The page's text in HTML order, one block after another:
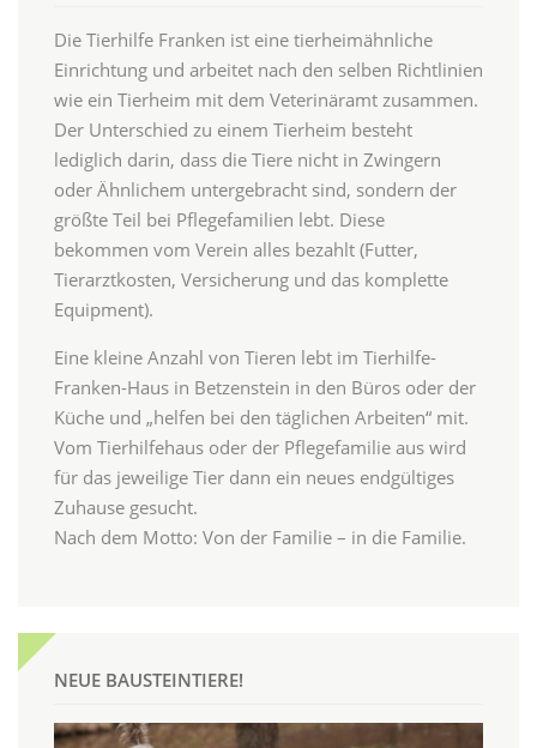
Die Tierhilfe Franken ist eine tierheimähnliche
Einrichtung und arbeitet nach den selben Richtlinien
wie ein Tierheim mit dem Veterinäramt zusammen.
Der Unterschied zu einem Tierheim besteht
lediglich darin, dass die Tiere nicht in Zwingern
oder Ähnlichem untergebracht sind, sondern der
größte Teil bei Pflegefamilien lebt. Diese
bekommen vom Verein alles bezahlt (Futter,
Tierarztkosten, Versicherung und das komplette
Equipment).
Eine kleine Anzahl von Tieren lebt im Tierhilfe-
Franken-Haus in Betzenstein in den Büros oder der
Küche und „helfen bei den täglichen Arbeiten“ mit.
Vom Tierhilfehaus oder der Pflegefamilie aus wird
für das jeweilige Tier dann ein neues endgültiges
Zuhause gesucht.
Nach dem Motto: Von der Familie – in die Familie.
NEUE BAUSTEINTIERE!